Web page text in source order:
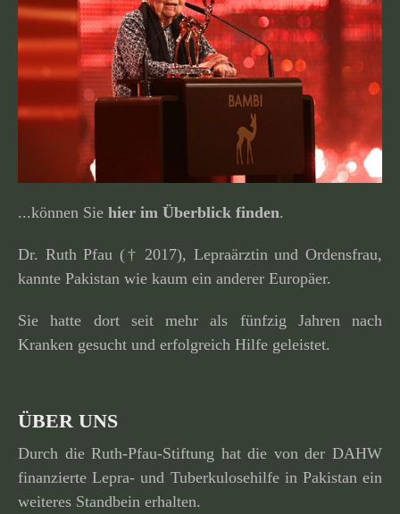
...können Sie hier im Überblick finden.
Dr. Ruth Pfau († 2017), Lepraärztin und Ordensfrau,
kannte Pakistan wie kaum ein anderer Europäer.
Sie hatte dort seit mehr als fünfzig Jahren nach
Kranken gesucht und erfolg­reich Hilfe geleistet.
ÜBER UNS
Durch die Ruth-Pfau-Stiftung hat die von der DAHW
finan­zierte Lepra- und Tuberkulosehilfe in Pakistan ein
weiteres Standbein erhalten.